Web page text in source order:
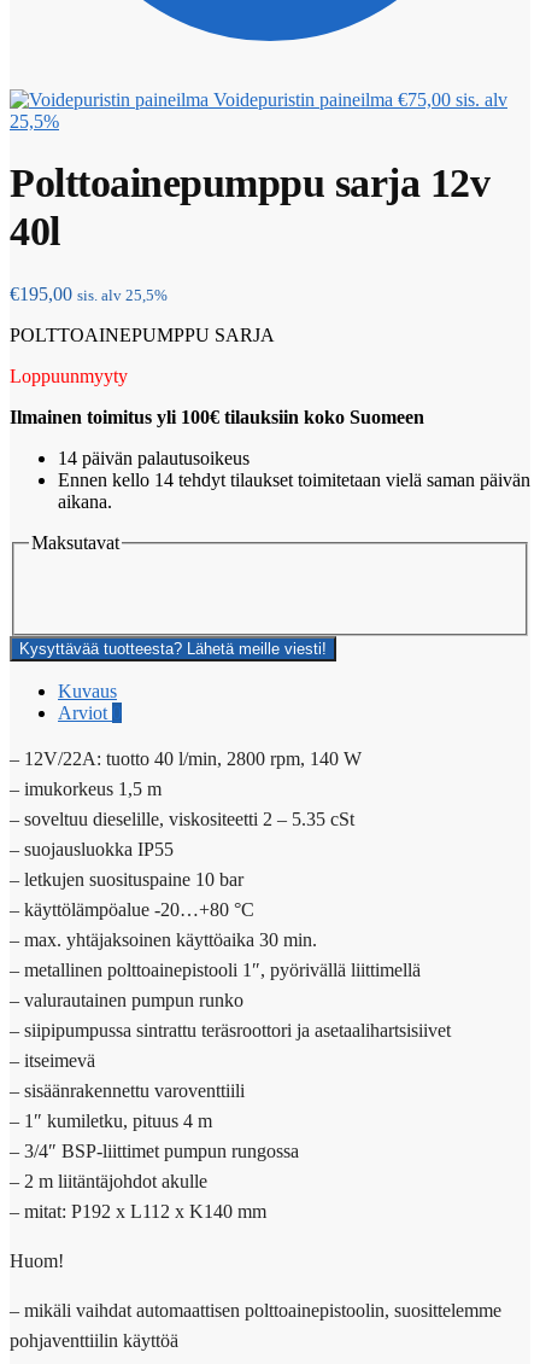
Voidepuristin paineilma €75,00 sis. alv
25,5%
Polttoainepumppu sarja 12v
40l
€195,00 sis. alv 25,5%
POLTTOAINEPUMPPU SARJA
Loppuunmyyty
Ilmainen toimitus yli 100€ tilauksiin koko Suomeen
14 päivän palautusoikeus
Ennen kello 14 tehdyt tilaukset toimitetaan vielä saman päivän
aikana.
Maksutavat
Kysyttävää tuotteesta? Lähetä meille viesti!
Kuvaus
Arviot 0
– 12V/22A: tuotto 40 l/min, 2800 rpm, 140 W
– imukorkeus 1,5 m
– soveltuu dieselille, viskositeetti 2 – 5.35 cSt
– suojausluokka IP55
– letkujen suosituspaine 10 bar
– käyttölämpöalue -20…+80 °C
– max. yhtäjaksoinen käyttöaika 30 min.
– metallinen polttoainepistooli 1″, pyörivällä liittimellä
– valurautainen pumpun runko
– siipipumpussa sintrattu teräsroottori ja asetaalihartsisiivet
– itseimevä
– sisäänrakennettu varoventtiili
– 1″ kumiletku, pituus 4 m
– 3/4″ BSP-liittimet pumpun rungossa
– 2 m liitäntäjohdot akulle
– mitat: P192 x L112 x K140 mm
Huom!
– mikäli vaihdat automaattisen polttoainepistoolin, suosittelemme
pohjaventtiilin käyttöä